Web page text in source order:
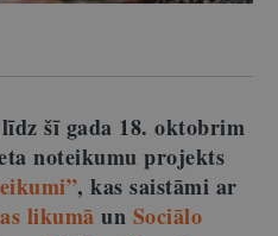
šī gada 18. oktobrim
noteikumu projekts
, kas saistāmi ar
likumā un Sociālo